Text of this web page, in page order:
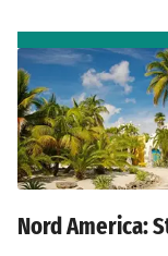
Nord America: